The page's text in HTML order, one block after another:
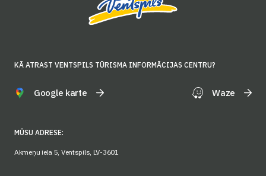
KĀ ATRAST VENTSPILS TŪRISMA INFORMĀCIJAS CENTRU?
Google karte Waze
MŪSU ADRESE:
Akmeņu iela 5, Ventspils, LV-3601